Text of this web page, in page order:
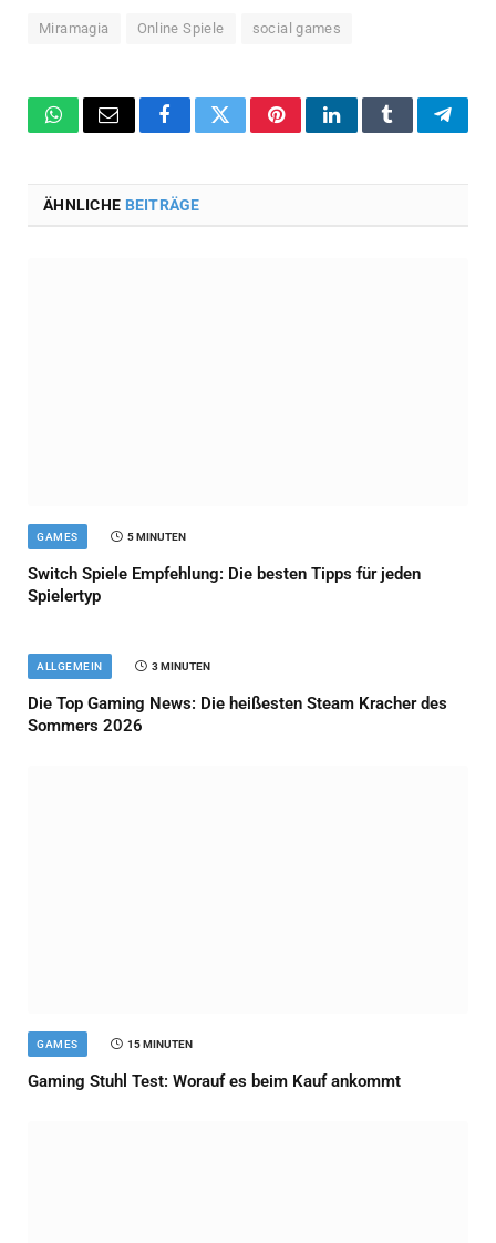
Miramagia Online Spiele social games
WhatsApp
Email FacebookTwitterPinterestLinkedInTumblr
ÄHNLICHE BEITRÄGE
GAMES 5 MINUTEN
Switch Spiele Empfehlung: Die besten Tipps für jeden
Spielertyp
ALLGEMEIN 3 MINUTEN
Die Top Gaming News: Die heißesten Steam Kracher des
Sommers 2026
GAMES 15 MINUTEN
Gaming Stuhl Test: Worauf es beim Kauf ankommt